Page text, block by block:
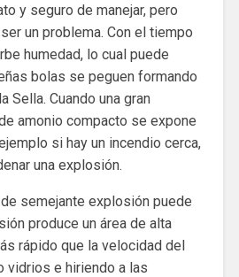
y seguro de manejar, pero
un problema. Con el tiempo
humedad, lo cual puede
bolas se peguen formando
Sella. Cuando una gran
amonio compacto se expone
si hay un incendio cerca,
una explosión.
semejante explosión puede
produce un área de alta
rápido que la velocidad del
vidrios e hiriendo a las